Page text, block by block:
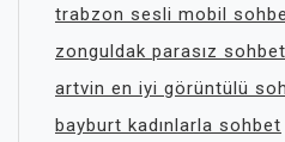
trabzon sesli mobil
zonguldak parasız sohbet
artvin en iyi görüntülü
bayburt kadınlarla sohbet